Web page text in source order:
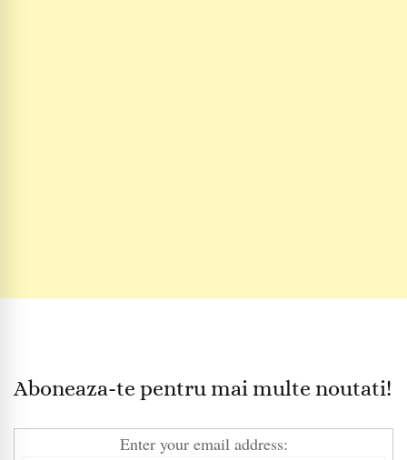
Aboneaza-te pentru mai multe noutati!
Enter your email address: